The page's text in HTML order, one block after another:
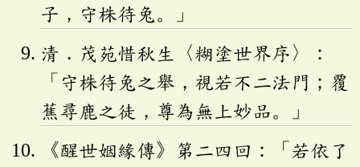
子，守株待兔。」
清．茂苑惜秋生〈糊塗世界序〉：
「守株待兔之舉，視若不二法門；覆
蕉尋鹿之徒，尊為無上妙品。」
《醒世姻緣傳》第二四回：「若依了